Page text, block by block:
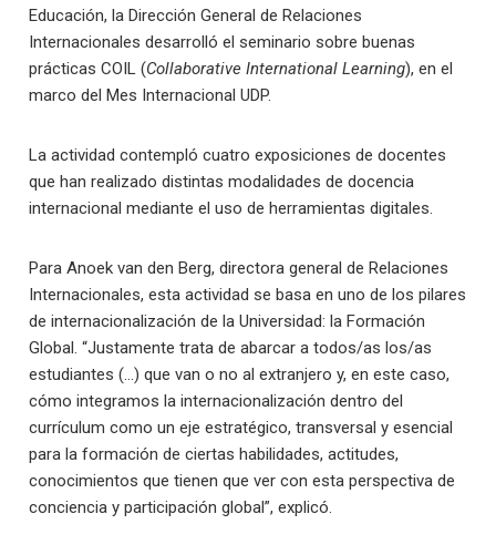
Educación, la Dirección General de Relaciones
Internacionales desarrolló el seminario sobre buenas
prácticas COIL (Collaborative International Learning), en el
marco del Mes Internacional UDP.
La actividad contempló cuatro exposiciones de docentes
que han realizado distintas modalidades de docencia
internacional mediante el uso de herramientas digitales.
Para Anoek van den Berg, directora general de Relaciones
Internacionales, esta actividad se basa en uno de los pilares
de internacionalización de la Universidad: la Formación
Global. “Justamente trata de abarcar a todos/as los/as
estudiantes (…) que van o no al extranjero y, en este caso,
cómo integramos la internacionalización dentro del
currículum como un eje estratégico, transversal y esencial
para la formación de ciertas habilidades, actitudes,
conocimientos que tienen que ver con esta perspectiva de
conciencia y participación global”, explicó.